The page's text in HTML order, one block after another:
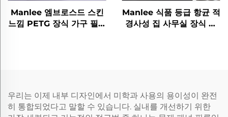
Manlee 엠브로스드 스킨
느낌 PETG 장식 가구 필름
Manlee 식품 등급 항균 적
경사성 집 사무실 장식 가
우리는 이제 내부 디자인에서 미학과 사용의 용이성이 완전
히 통합되었다고 말할 수 있습니다. 실내를 개선하기 위한